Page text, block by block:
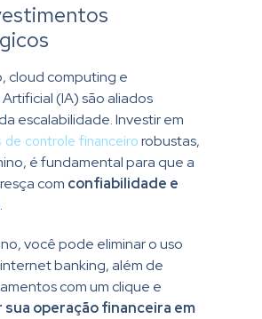
cloud computing e
(IA) são aliados
escalabilidade. Investir em
controle financeirorobustas,
é fundamental para que a
com confiabilidade e
.
você pode eliminar o uso
banking, além de
com um clique e
operação financeira em